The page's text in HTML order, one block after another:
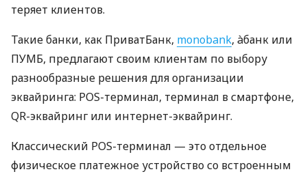
теряет клиентов.
Такие банки, как ПриватБанк, monobank, àбанк или
ПУМБ, предлагают своим клиентам по выбору
разнообразные решения для организации
эквайринга: POS-терминал, терминал в смартфоне,
QR-эквайринг или интернет-эквайринг.
Классический POS-терминал — это отдельное
физическое платежное устройство со встроенным